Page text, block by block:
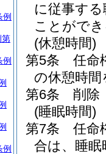
に従事す
ことがで
(休憩時間)
第5条
任命
の休憩時
第6条
削除
(睡眠時間)
第7条
任命
合は、睡
第